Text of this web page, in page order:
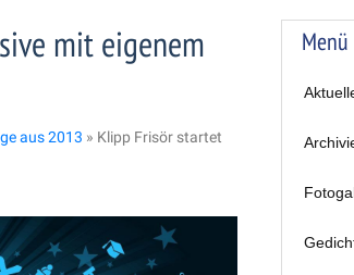
mit eigenem
aus 2013 » Klipp Frisör startet
Menü